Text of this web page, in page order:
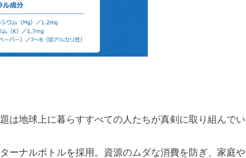
は地球上に暮らすすべての人たちが真剣に取り組んでい
ーナルボトルを採用。資源のムダな消費を防ぎ、家庭や